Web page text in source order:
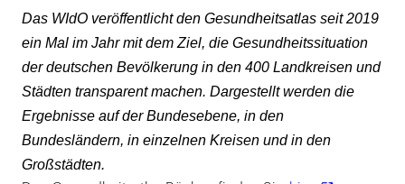
Das WIdO veröffentlicht den Gesundheitsatlas seit 2019
ein Mal im Jahr mit dem Ziel, die Gesundheitssituation
der deutschen Bevölkerung in den 400 Landkreisen und
Städten transparent machen. Dargestellt werden die
Ergebnisse auf der Bundesebene, in den
Bundesländern, in einzelnen Kreisen und in den
Großstädten.